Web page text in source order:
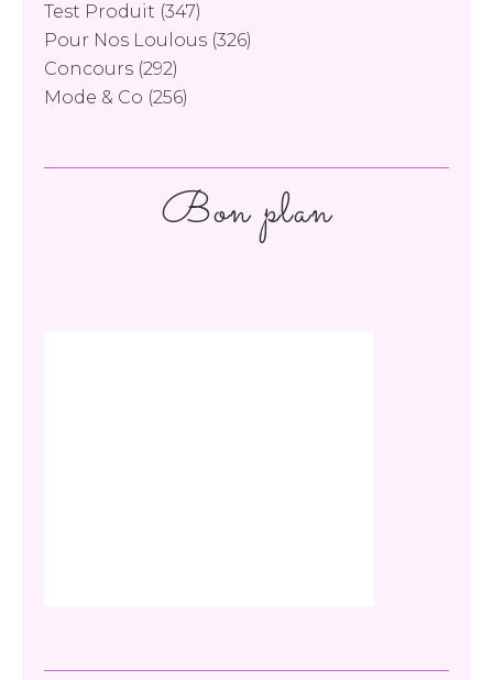
Test Produit (347)
Pour Nos Loulous (326)
Concours (292)
Mode & Co (256)
Bon plan